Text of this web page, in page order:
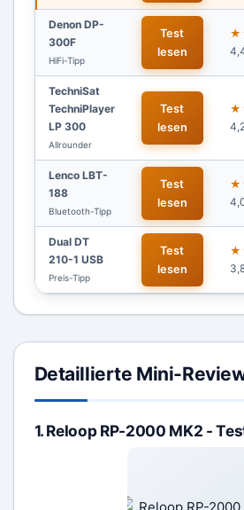
Denon DP-
300F
HiFi-Tipp
Test
lesen
TechniSat
TechniPlayer
LP 300
Allrounder
Test
lesen
Lenco LBT-
188
Bluetooth-Tipp
Test
lesen
Dual DT
210-1 USB
Preis-Tipp
Test
lesen
Detaillierte Mini-
1. Reloop RP-2000 MK2 -